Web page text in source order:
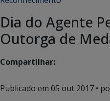
Dia do Agente
Outorga de
Compartilhar:
Publicado em 05 out 2017 •